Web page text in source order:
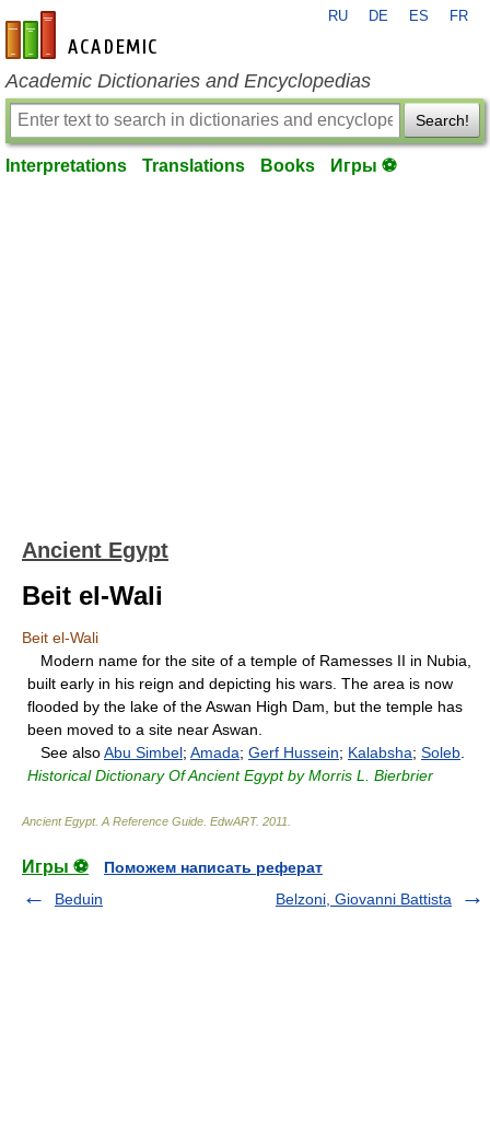
en-academic.com
RU DE ES FR
Academic Dictionaries and Encyclopedias
Search!
Interpretations Translations Books Игры ⚽
Ancient Egypt
Beit el-Wali
Beit el-Wali
Modern name for the site of a temple of Ramesses II in Nubia,
built early in his reign and depicting his wars. The area is now
flooded by the lake of the Aswan High Dam, but the temple has
been moved to a site near Aswan.
See alsoAbu Simbel; Amada; Gerf Hussein; Kalabsha; Soleb
Historical Dictionary Of Ancient Egypt by Morris L. Bierbrier
Ancient Egypt. A Reference Guide EdwART. 2011
Игры ⚽
Поможем написать реферат
Beduin
Belzoni, Giovanni Battista